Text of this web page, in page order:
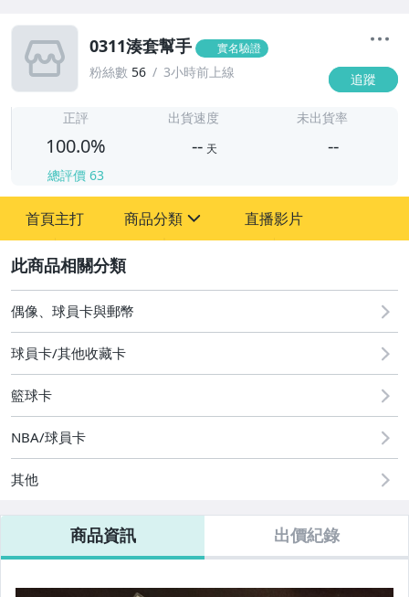
0311湊套幫手 實名驗證
粉絲數 56 3小時前上線 追蹤
正評
100.0%
總評價 63
出貨速度
-- 天
未出貨率
--
首頁主打 商品分類
偶像、球員卡與郵幣
直播影片
偶像、球員卡與郵幣
球員卡/其他收藏卡
籃球卡
NBA/球員卡
其他
商品資訊 出價紀錄